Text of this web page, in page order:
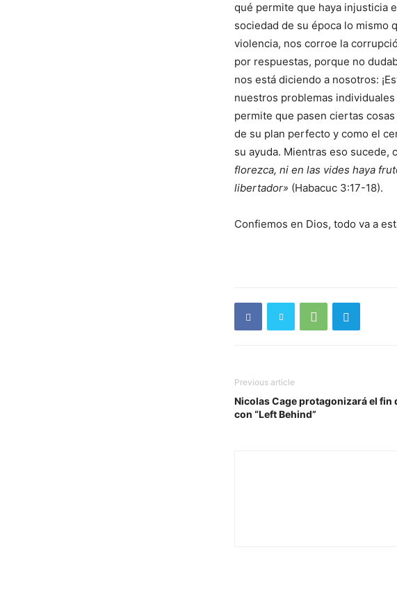
qué permite que haya injusticia
sociedad de su época lo mismo
violencia, nos corroe la
por respuestas, porque no
nos está diciendo a nosotros:
nuestros problemas
permite que pasen ciertas
de su plan perfecto y como el
su ayuda. Mientras eso sucede,
florezca, ni en las vides haya
libertador» (Habacuc 3:17-18).
Confiemos en Dios, todo va a
Previous article
Nicolas Cage protagonizará el fin
con “Left Behind”